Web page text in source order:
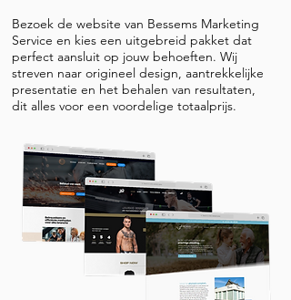
Bezoek de website van Bessems Marketing
Service en kies een uitgebreid pakket dat
perfect aansluit op jouw behoeften. Wij
streven naar origineel design, aantrekkelijke
presentatie en het behalen van resultaten,
dit alles voor een voordelige totaalprijs.